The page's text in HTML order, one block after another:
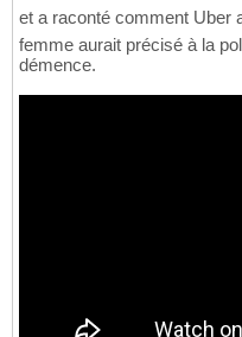
et a raconté comment Uber
femme aurait précisé à la
démence.